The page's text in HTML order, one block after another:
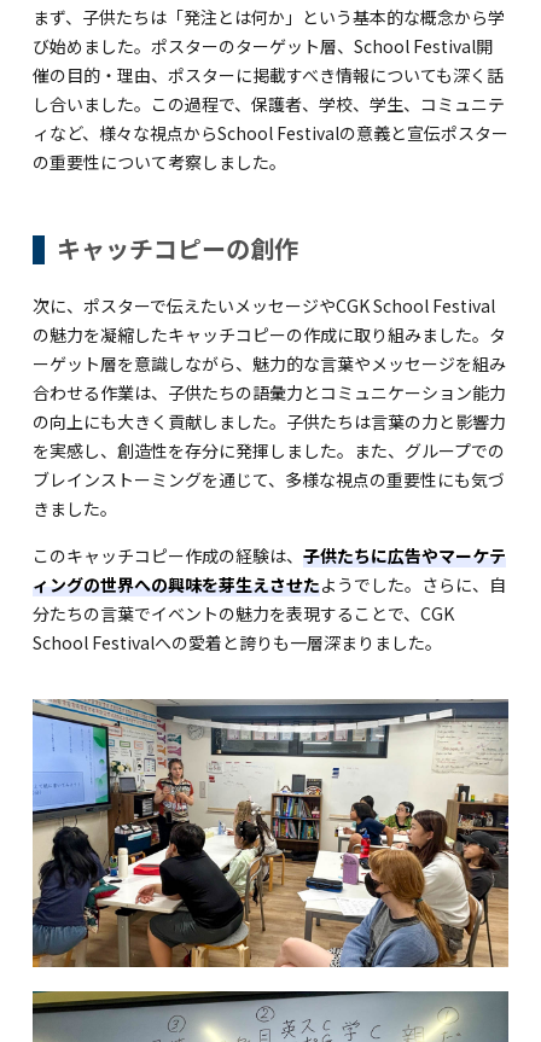
TEL(JP): 045-222-6467
TEL(EN): 045-228-9397
まず、子供たちは「発注とは何か」という基本的な概念から学
び始めました。ポスターのターゲット層、School Festival開
催の目的・理由、ポスターに掲載すべき情報についても深く話
し合いました。この過程で、保護者、学校、学生、コミュニテ
ィなど、様々な視点からSchool Festivalの意義と宣伝ポスター
の重要性について考察しました。
キャッチコピーの創作
次に、ポスターで伝えたいメッセージやCGK School Festival
の魅力を凝縮したキャッチコピーの作成に取り組みました。タ
ーゲット層を意識しながら、魅力的な言葉やメッセージを組み
合わせる作業は、子供たちの語彙力とコミュニケーション能力
の向上にも大きく貢献しました。子供たちは言葉の力と影響力
を実感し、創造性を存分に発揮しました。また、グループでの
ブレインストーミングを通じて、多様な視点の重要性にも気づ
きました。
このキャッチコピー作成の経験は、 子供たちに広告やマーケテ
ィングの世界への興味を芽生えさせたようでした。さらに、自
分たちの言葉でイベントの魅力を表現することで、CGK
School Festivalへの愛着と誇りも一層深まりました。